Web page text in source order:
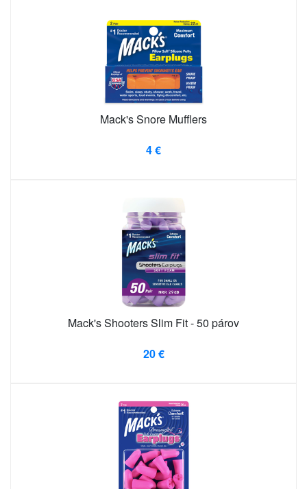
Mack's Snore Mufflers
4 €
Mack's Shooters Slim Fit - 50 párov
20 €